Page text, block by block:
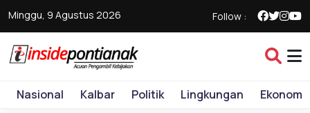
Minggu, 9 Agustus 2026 Follow :
Nasional Kalbar Politik Lingkungan Ekonomi